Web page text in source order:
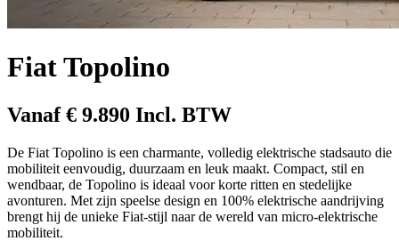
Fiat Topolino
Vanaf € 9.890 Incl. BTW
De Fiat Topolino is een charmante, volledig elektrische stadsauto die
mobiliteit eenvoudig, duurzaam en leuk maakt. Compact, stil en
wendbaar, de Topolino is ideaal voor korte ritten en stedelijke
avonturen. Met zijn speelse design en 100% elektrische aandrijving
brengt hij de unieke Fiat-stijl naar de wereld van micro-elektrische
mobiliteit.